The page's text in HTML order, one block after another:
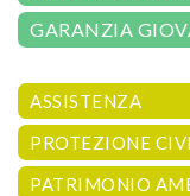
GARANZIA
ASSISTENZA
PROTEZIONE
PATRIMONIO